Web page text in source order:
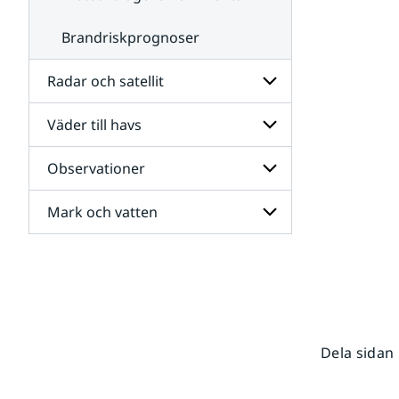
Brandriskprognoser
Radar och satellit
Undersidor
för
Radar
och
satellit
Väder till havs
Undersidor
för
Väder
till
havs
Observationer
Undersidor
för
Mark och vatten
Dela sidan